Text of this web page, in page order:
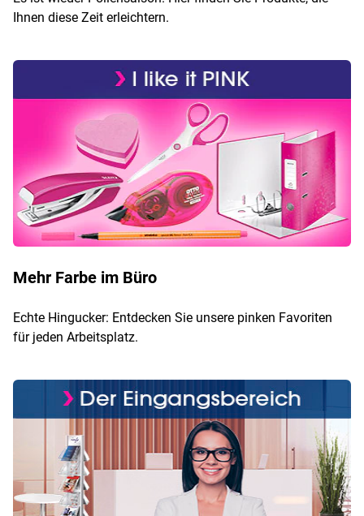
Ihnen diese Zeit erleichtern.
Mehr Farbe im Büro
Echte Hingucker: Entdecken Sie unsere pinken Favoriten
für jeden Arbeitsplatz.